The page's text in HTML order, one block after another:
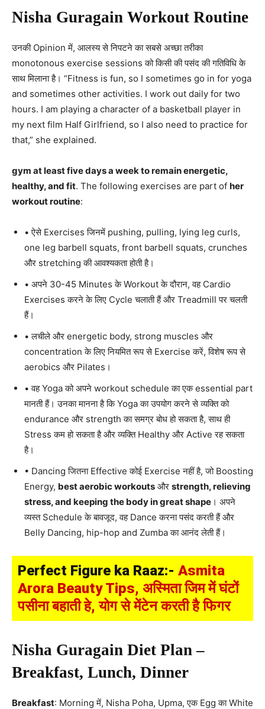
Nisha Guragain Workout Routine
उनकी Opinion में, आलस्य से निपटने का सबसे अच्छा तरीका
monotonous exercise sessions को किसी की पसंद की गतिविधि के
साथ मिलाना है। “Fitness is fun, so I sometimes go in for yoga
and sometimes other activities. I work out daily for two
hours. I am playing a character of a basketball player in
my next film Half Girlfriend, so I also need to practice for
that,” she explained.
gym at least five days a week to remain energetic,
healthy, and fit. The following exercises are part of her
workout routine:
• ऐसे Exercises जिनमें pushing, pulling, lying leg curls,
one leg barbell squats, front barbell squats, crunches
और stretching की आवश्यकता होती है।
• अपने 30-45 Minutes के Workout के दौरान, वह Cardio
Exercises करने के लिए Cycle चलाती हैं और Treadmill पर चलती
हैं।
• लचीले और energetic body, strong muscles और
concentration के लिए नियमित रूप से Exercise करें, विशेष रूप से
aerobics और Pilates।
• वह Yoga को अपने workout schedule का एक essential part
मानती हैं। उनका मानना है कि Yoga का उपयोग करने से व्यक्ति को
endurance और strength का समग्र बोध हो सकता है, साथ ही
Stress कम हो सकता है और व्यक्ति Healthy और Active रह सकता
है।
• Dancing जितना Effective कोई Exercise नहीं है, जो Boosting
Energy, best aerobic workouts और strength, relieving
stress, and keeping the body in great shape । अपने
व्यस्त Schedule के बावजूद, वह Dance करना पसंद करती हैं और
Belly Dancing, hip-hop and Zumba का आनंद लेती हैं।
Perfect Figure ka Raaz:- Asmita
Arora Beauty Tips, अस्मिता जिम में घंटों
पसीना बहाती हे, योग से मेंटेन करती है फिगर
Nisha Guragain Diet Plan –
Breakfast, Lunch, Dinner
Breakfast: Morning में, Nisha Poha, Upma, एक Egg का White